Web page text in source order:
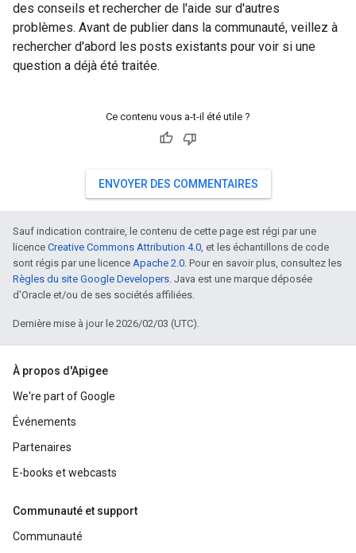
des conseils et rechercher de l'aide sur d'autres
problèmes. Avant de publier dans la communauté, veillez à
rechercher d'abord les posts existants pour voir si une
question a déjà été traitée.
Ce contenu vous a-t-il été utile ?
ENVOYER DES COMMENTAIRES
Sauf indication contraire, le contenu de cette page est régi par une
licence Creative Commons Attribution 4.0, et les échantillons de code
sont régis par une licence Apache 2.0. Pour en savoir plus, consultez les
Règles du site Google Developers. Java est une marque déposée
d'Oracle et/ou de ses sociétés affiliées.
Dernière mise à jour le 2026/02/03 (UTC).
À propos d'Apigee
We're part of Google
Événements
Partenaires
E-books et webcasts
Communauté et support
Communauté